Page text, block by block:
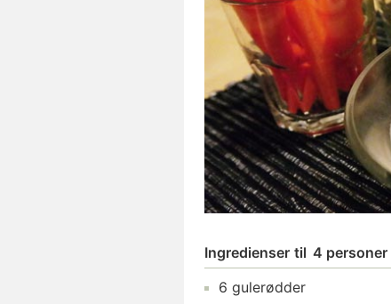
Ingredienser til 4 personer
6 gulerødder